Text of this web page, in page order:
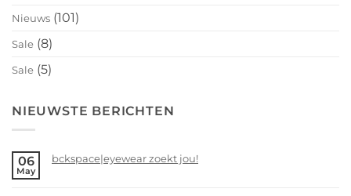
Nieuws (101)
Sale (8)
Sale (5)
NIEUWSTE BERICHTEN
06
May
bckspace|eyewear zoekt jou!